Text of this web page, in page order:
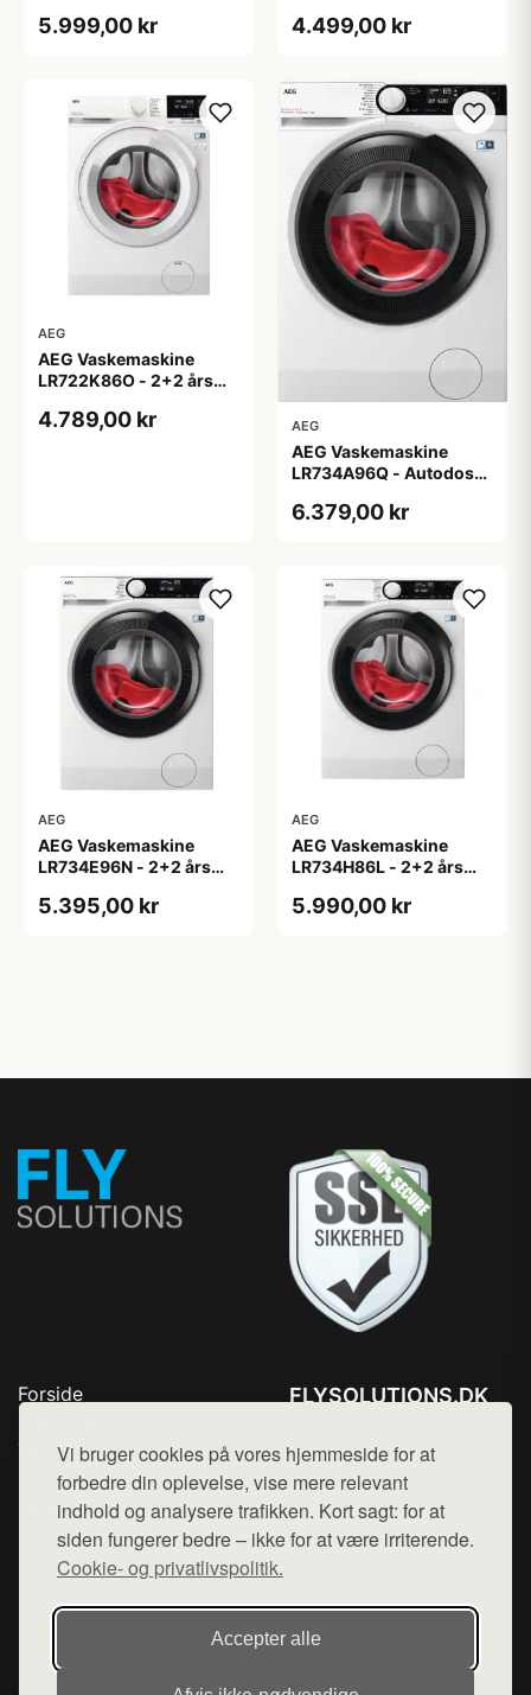
Vi bruger cookies på vores hjemmeside for at
forbedre din oplevelse, vise mere relevant
indhold og analysere trafikken. Kort sagt: for at
siden fungerer bedre – ikke for at være irriterende.
Cookie- og privatlivspolitik.
Accepter alle
5.999,00 kr 4.499,00 kr
AEG
AEG Vaskemaskine
LR722K86O - 2+2 års
4.789,00 kr AEG
AEG Vaskemaskine
LR734A96Q - Autodose
6.379,00 kr
AEG
AEG Vaskemaskine
LR734E96N - 2+2 års
5.395,00 kr
AEG
AEG Vaskemaskine
LR734H86L - 2+2 års
5.990,00 kr
Forside
Top Rabatter
Blog
Kontakt
FLYSOLUTIONS.DK
Mail: hej@want.dk
Cookie- og privatlivspolitik
Denne side er en del af want.dk, der udgiver en række
hjemmesider med præsentation af forskellige produkter fra
diverse webshops. Der sælges ikke varer fra denne side - vi